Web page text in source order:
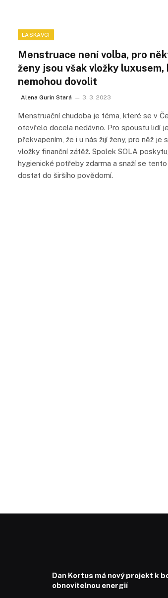
LASKAVCI
Menstruace není volba, pro
ženy jsou však vložky luxusem,
nemohou dovolit
Alena Gurin Stará 3. 3. 2023
Menstruační chudoba je téma, které se v
otevřelo docela nedávno. Pro spoustu lidí je
překvapením, že i u nás žijí ženy, pro něž je
vložky finanční zátěž. Spolek SOLA
hygienické potřeby zdarma a snaží se
dostat do širšího povědomí.
Dan Kortus má nový projekt k
obnovitelnou energií